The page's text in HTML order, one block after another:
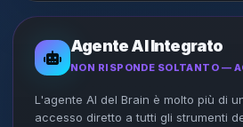
Agente AI Integrato
NON RISPONDE SOLTANTO —
L'agente AI del Brain è molto più di
accesso diretto a tutti gli strumenti